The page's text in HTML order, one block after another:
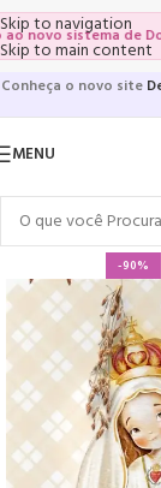
Skip to navigation
Skip to main content
sistema de
Conheça o novo site
MENU
-90%